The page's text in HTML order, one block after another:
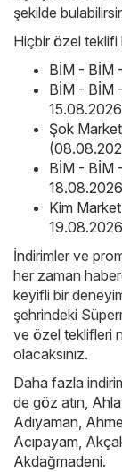
şekilde
Hiçbir özel teklifi
BİM - BİM
BİM - BİM
Şok
BİM - BİM
Kim
İndirimler ve
her zaman
keyifli bir
şehrindeki
ve özel teklifleri
olacaksınız.
Daha fazla
de göz atın,
Adıyaman,
Acıpayam,
Akdağmadeni.